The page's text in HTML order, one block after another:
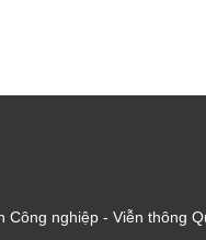
Công nghiệp - Viễn thông